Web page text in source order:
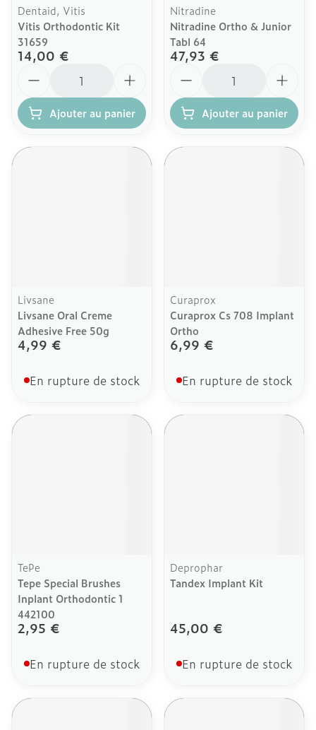
Dentaid, Vitis
Vitis Orthodontic Kit
31659
14,00 €
Ajouter au panier
Nitradine
Nitradine Ortho & Junior
Tabl 64
47,93 €
Ajouter au panier
Livsane
Livsane Oral Creme
Adhesive Free 50g
4,99 €
En rupture de stock
Curaprox
Curaprox Cs 708 Implant
Ortho
6,99 €
En rupture de stock
TePe
Tepe Special Brushes
Inplant Orthodontic 1
442100
2,95 €
En rupture de stock
Deprophar
Tandex Implant Kit
45,00 €
En rupture de stock